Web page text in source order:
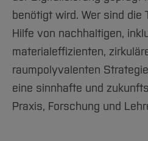
benötigt wird. Wer sind die
Hilfe von nachhaltigen,
materialeffizienten,
raumpolyvalenten
eine sinnhafte und
Praxis, Forschung und